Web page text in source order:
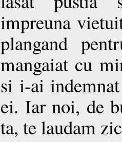
impreuna
plangand
mangaiat cu
si i-ai
ei. Iar noi, de
ta, te laudam